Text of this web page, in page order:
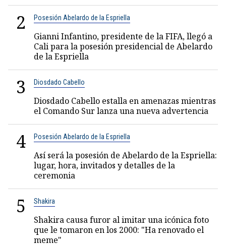
2 Posesión Abelardo de la Espriella
Gianni Infantino, presidente de la FIFA, llegó a
Cali para la posesión presidencial de Abelardo
de la Espriella
3 Diosdado Cabello
Diosdado Cabello estalla en amenazas mientras
el Comando Sur lanza una nueva advertencia
4 Posesión Abelardo de la Espriella
Así será la posesión de Abelardo de la Espriella:
lugar, hora, invitados y detalles de la
ceremonia
5 Shakira
Shakira causa furor al imitar una icónica foto
que le tomaron en los 2000: "Ha renovado el
meme"